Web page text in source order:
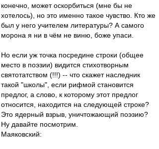
конечно, может оскорбиться (мне бы не
хотелось), но это именно такое чувство. Кто же
был у него учителем литературы? А самого
морона я ни в чём не виню, боже упаси.
Но если уж точка посредине строки (общее
место в поэзии) видится стихотворным
святотатством (!!!) -- что скажет наследник
такой "школы", если рифмой становится
предлог, а слово, к которому этот предлог
относится, находится на следующей строке?
Это ядерный взрыв, уничтожающий поэзию?
Ну давайте посмотрим.
Маяковский: